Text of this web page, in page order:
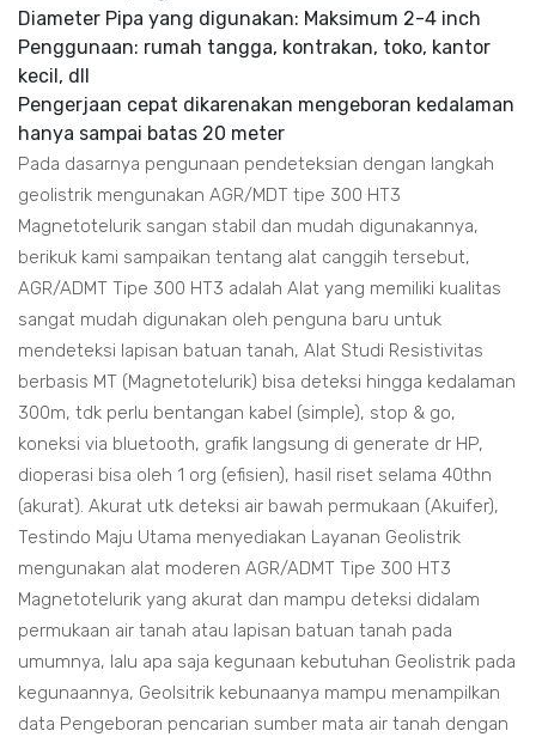
Diameter Pipa yang digunakan: Maksimum 2-4 inch
Penggunaan: rumah tangga, kontrakan, toko, kantor
kecil, dll
Pengerjaan cepat dikarenakan mengeboran kedalaman
hanya sampai batas 20 meter
Pada dasarnya pengunaan pendeteksian dengan langkah
geolistrik mengunakan AGR/MDT tipe 300 HT3
Magnetotelurik sangan stabil dan mudah digunakannya,
berikuk kami sampaikan tentang alat canggih tersebut,
AGR/ADMT Tipe 300 HT3 adalah Alat yang memiliki kualitas
sangat mudah digunakan oleh penguna baru untuk
mendeteksi lapisan batuan tanah, Alat Studi Resistivitas
berbasis MT (Magnetotelurik) bisa deteksi hingga kedalaman
300m, tdk perlu bentangan kabel (simple), stop & go,
koneksi via bluetooth, grafik langsung di generate dr HP,
dioperasi bisa oleh 1 org (efisien), hasil riset selama 40thn
(akurat). Akurat utk deteksi air bawah permukaan (Akuifer),
Testindo Maju Utama menyediakan Layanan Geolistrik
mengunakan alat moderen AGR/ADMT Tipe 300 HT3
Magnetotelurik yang akurat dan mampu deteksi didalam
permukaan air tanah atau lapisan batuan tanah pada
umumnya, lalu apa saja kegunaan kebutuhan Geolistrik pada
kegunaannya, Geolsitrik kebunaanya mampu menampilkan
data Pengeboran pencarian sumber mata air tanah dengan